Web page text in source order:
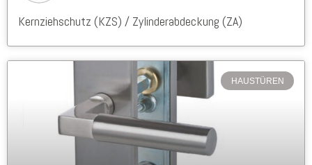
Kernziehschutz (KZS) / Zylinderabdeckung (ZA)
HAUSTÜREN